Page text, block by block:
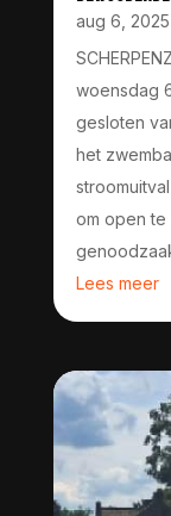
aug 6, 2025
woensdag
gesloten
het
om open te
Lees meer